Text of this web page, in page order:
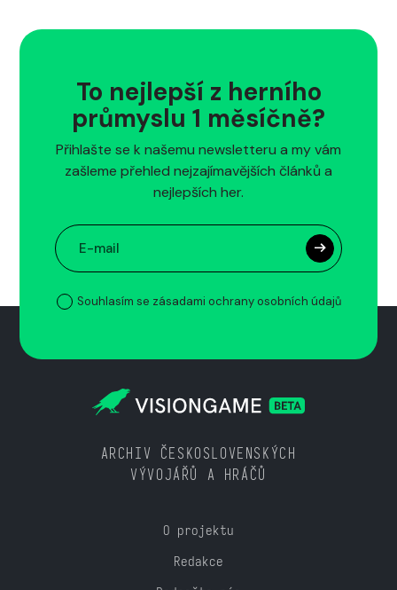
To nejlepší z herního
průmyslu 1 měsíčně?
Přihlašte se k našemu newsletteru a my vám
zašleme přehled nejzajímavějších článků a
nejlepších her.
Souhlasím se zásadami ochrany osobních údajů
ARCHIV ČESKOSLOVENSKÝCH
VÝVOJÁŘŮ A HRÁČŮ
O projektu
Redakce